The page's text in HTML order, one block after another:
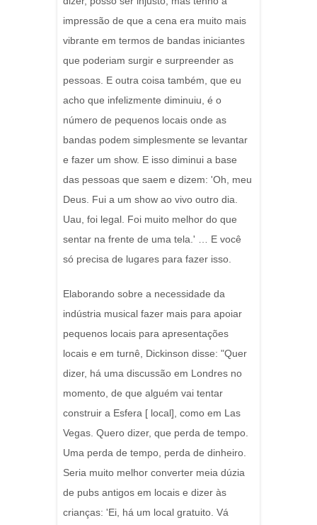
impressão de que a cena era muito mais
vibrante em termos de bandas iniciantes
que poderiam surgir e surpreender as
pessoas. E outra coisa também, que eu
acho que infelizmente diminuiu, é o
número de pequenos locais onde as
bandas podem simplesmente se levantar
e fazer um show. E isso diminui a base
das pessoas que saem e dizem: 'Oh, meu
Deus. Fui a um show ao vivo outro dia.
Uau, foi legal. Foi muito melhor do que
sentar na frente de uma tela.' … E você
só precisa de lugares para fazer isso.
Elaborando sobre a necessidade da
indústria musical fazer mais para apoiar
pequenos locais para apresentações
locais e em turnê, Dickinson disse: "Quer
dizer, há uma discussão em Londres no
momento, de que alguém vai tentar
construir a Esfera [ local], como em Las
Vegas. Quero dizer, que perda de tempo.
Uma perda de tempo, perda de dinheiro.
Seria muito melhor converter meia dúzia
de pubs antigos em locais e dizer às
crianças: 'Ei, há um local gratuito. Vá